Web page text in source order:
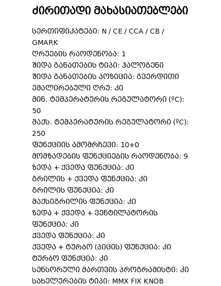
ძირითადი მახასიათებლები
სერთიფიკატები: N / CE / CCA / CB /
GMARK
ღრუების რაოდენობა: 1
შიდა განათების ტიპი: ჰალოგენი
შიდა განათების პოზიცია: გვერდითი
ემალირებული ღრუ: კი
მინ. ტემპერატურის რეგულატორი (ºC):
50
მაქს. ტემპერატურის რეგულატორი (ºC):
250
ფუნქციის ამომრჩევი: 10+0
მომზადების ფუნქციების რაოდენობა: 9
ზედა + ქვედა ფუნქცია: კი
გრილის + ქვედა ფუნქცია: კი
გრილის ფუნქცია: კი
მაქსიგრილის ფუნქცია: კი
ზედა + ქვედა + ვენტილატორის
ფუნქცია: კი
ქვედა ფუნქცია: კი
ქვედა + ტურბო (პიცის) ფუნქცია: კი
ტურბო ფუნქცია: კი
სენსორული მართვის პროგრამისტი: კი
სახელურების ტიპი: MMX FIX KNOB